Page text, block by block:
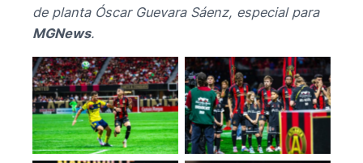
de planta Óscar Guevara Sáenz, especial para
MGNews.
No Caption No Caption